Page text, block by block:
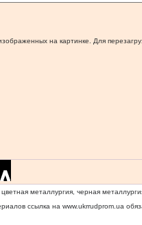
на картинке. Для
металлургия, черная
ссылка на www.ukrrudprom.ua